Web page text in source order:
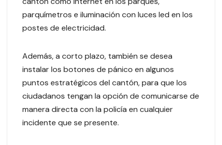
parquímetros e iluminación con luces led en los
postes de electricidad.
Además, a corto plazo, también se desea
instalar los botones de pánico en algunos
puntos estratégicos del cantón, para que los
ciudadanos tengan la opción de comunicarse de
manera directa con la policía en cualquier
incidente que se presente.